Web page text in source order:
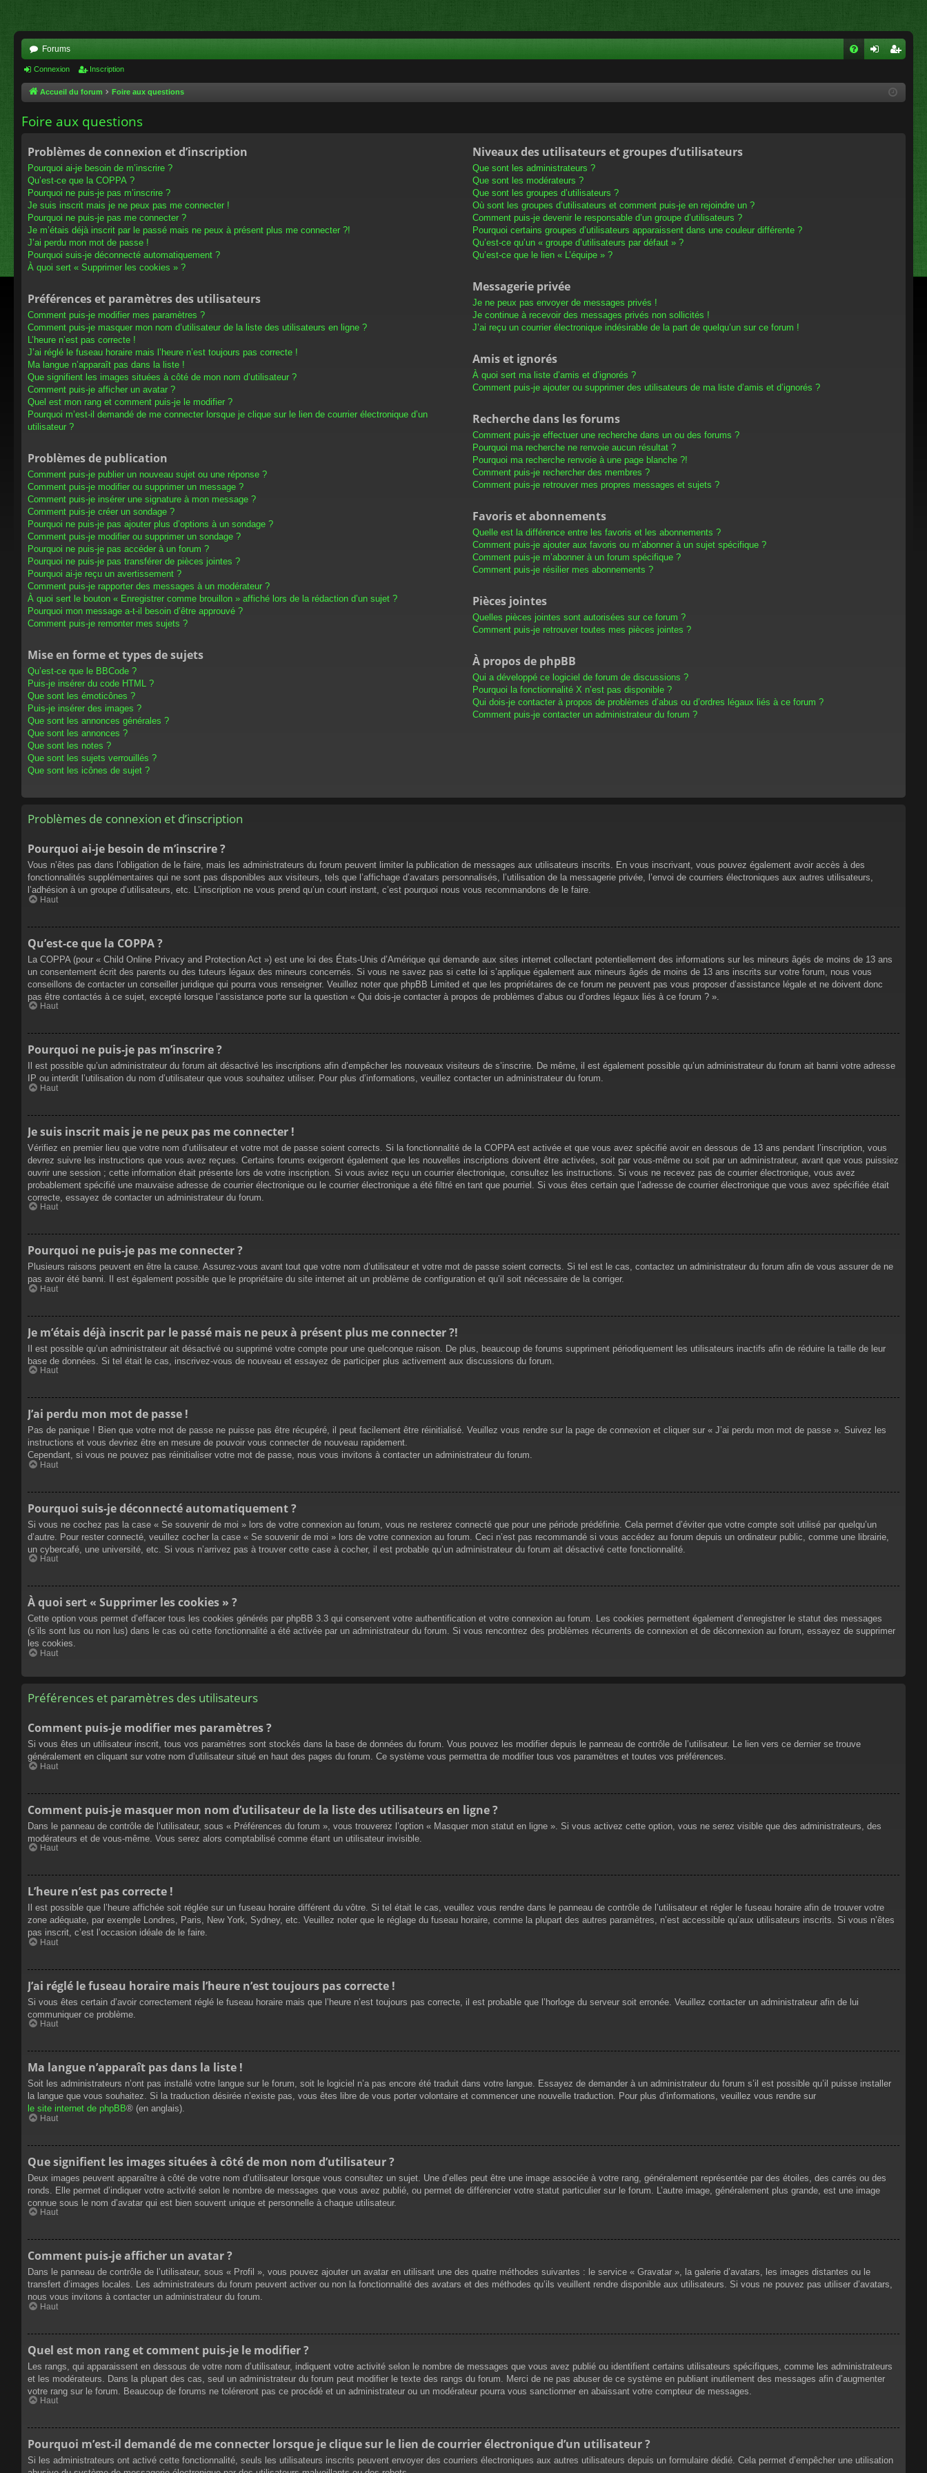
Forums
cri
Connexion Inscription
Accueil du forum Foire aux questions
Foire aux questions
Problèmes de connexion et d’inscription
Pourquoi ai-je besoin de m’inscrire ?
Qu’est-ce que la COPPA ?
Pourquoi ne puis-je pas m’inscrire ?
Je suis inscrit mais je ne peux pas me connecter !
Pourquoi ne puis-je pas me connecter ?
Je m’étais déjà inscrit par le passé mais ne peux à présent plus me connecter ?!
J’ai perdu mon mot de passe !
Pourquoi suis-je déconnecté automatiquement ?
À quoi sert « Supprimer les cookies » ?
Préférences et paramètres des utilisateurs
Comment puis-je modifier mes paramètres ?
Comment puis-je masquer mon nom d’utilisateur de la liste des utilisateurs en ligne ?
L’heure n’est pas correcte !
J’ai réglé le fuseau horaire mais l’heure n’est toujours pas correcte !
Ma langue n’apparaît pas dans la liste !
Que signifient les images situées à côté de mon nom d’utilisateur ?
Comment puis-je afficher un avatar ?
Quel est mon rang et comment puis-je le modifier ?
Pourquoi m’est-il demandé de me connecter lorsque je clique sur le lien de courrier électronique d’un
utilisateur ?
Problèmes de publication
Comment puis-je publier un nouveau sujet ou une réponse ?
Comment puis-je modifier ou supprimer un message ?
Comment puis-je insérer une signature à mon message ?
Comment puis-je créer un sondage ?
Pourquoi ne puis-je pas ajouter plus d’options à un sondage ?
Comment puis-je modifier ou supprimer un sondage ?
Pourquoi ne puis-je pas accéder à un forum ?
Pourquoi ne puis-je pas transférer de pièces jointes ?
Pourquoi ai-je reçu un avertissement ?
Comment puis-je rapporter des messages à un modérateur ?
À quoi sert le bouton « Enregistrer comme brouillon » affiché lors de la rédaction d’un sujet ?
Pourquoi mon message a-t-il besoin d’être approuvé ?
Comment puis-je remonter mes sujets ?
Mise en forme et types de sujets
Qu’est-ce que le BBCode ?
Puis-je insérer du code HTML ?
Que sont les émoticônes ?
Puis-je insérer des images ?
Que sont les annonces générales ?
Que sont les annonces ?
Que sont les notes ?
Que sont les sujets verrouillés ?
Que sont les icônes de sujet ?
Niveaux des utilisateurs et groupes d’utilisateurs
Que sont les administrateurs ?
Que sont les modérateurs ?
Que sont les groupes d’utilisateurs ?
Où sont les groupes d’utilisateurs et comment puis-je en rejoindre un ?
Comment puis-je devenir le responsable d’un groupe d’utilisateurs ?
Pourquoi certains groupes d’utilisateurs apparaissent dans une couleur différente ?
Qu’est-ce qu’un « groupe d’utilisateurs par défaut » ?
Qu’est-ce que le lien « L’équipe » ?
Messagerie privée
Je ne peux pas envoyer de messages privés !
Je continue à recevoir des messages privés non sollicités !
J’ai reçu un courrier électronique indésirable de la part de quelqu’un sur ce forum !
Amis et ignorés
À quoi sert ma liste d’amis et d’ignorés ?
Comment puis-je ajouter ou supprimer des utilisateurs de ma liste d’amis et d’ignorés ?
Recherche dans les forums
Comment puis-je effectuer une recherche dans un ou des forums ?
Pourquoi ma recherche ne renvoie aucun résultat ?
Pourquoi ma recherche renvoie à une page blanche ?!
Comment puis-je rechercher des membres ?
Comment puis-je retrouver mes propres messages et sujets ?
Favoris et abonnements
Quelle est la différence entre les favoris et les abonnements ?
Comment puis-je ajouter aux favoris ou m’abonner à un sujet spécifique ?
Comment puis-je m’abonner à un forum spécifique ?
Comment puis-je résilier mes abonnements ?
Pièces jointes
Quelles pièces jointes sont autorisées sur ce forum ?
Comment puis-je retrouver toutes mes pièces jointes ?
À propos de phpBB
Qui a développé ce logiciel de forum de discussions ?
Pourquoi la fonctionnalité X n’est pas disponible ?
Qui dois-je contacter à propos de problèmes d’abus ou d’ordres légaux liés à ce forum ?
Comment puis-je contacter un administrateur du forum ?
Problèmes de connexion et d’inscription
Pourquoi ai-je besoin de m’inscrire ?
Vous n’êtes pas dans l’obligation de le faire, mais les administrateurs du forum peuvent limiter la publication de messages aux utilisateurs inscrits. En vous inscrivant, vous pouvez également avoir accès à des
fonctionnalités supplémentaires qui ne sont pas disponibles aux visiteurs, tels que l’affichage d’avatars personnalisés, l’utilisation de la messagerie privée, l’envoi de courriers électroniques aux autres utilisateurs,
l’adhésion à un groupe d’utilisateurs, etc. L’inscription ne vous prend qu’un court instant, c’est pourquoi nous vous recommandons de le faire.
Haut
Qu’est-ce que la COPPA ?
La COPPA (pour « Child Online Privacy and Protection Act ») est une loi des États-Unis d’Amérique qui demande aux sites internet collectant potentiellement des informations sur les mineurs âgés de moins de 13 ans
un consentement écrit des parents ou des tuteurs légaux des mineurs concernés. Si vous ne savez pas si cette loi s’applique également aux mineurs âgés de moins de 13 ans inscrits sur votre forum, nous vous
conseillons de contacter un conseiller juridique qui pourra vous renseigner. Veuillez noter que phpBB Limited et que les propriétaires de ce forum ne peuvent pas vous proposer d’assistance légale et ne doivent donc
pas être contactés à ce sujet, excepté lorsque l’assistance porte sur la question « Qui dois-je contacter à propos de problèmes d’abus ou d’ordres légaux liés à ce forum ? ».
Haut
Pourquoi ne puis-je pas m’inscrire ?
Il est possible qu’un administrateur du forum ait désactivé les inscriptions afin d’empêcher les nouveaux visiteurs de s’inscrire. De même, il est également possible qu’un administrateur du forum ait banni votre adresse
IP ou interdit l’utilisation du nom d’utilisateur que vous souhaitez utiliser. Pour plus d’informations, veuillez contacter un administrateur du forum.
Haut
Je suis inscrit mais je ne peux pas me connecter !
Vérifiez en premier lieu que votre nom d’utilisateur et votre mot de passe soient corrects. Si la fonctionnalité de la COPPA est activée et que vous avez spécifié avoir en dessous de 13 ans pendant l’inscription, vous
devrez suivre les instructions que vous avez reçues. Certains forums exigeront également que les nouvelles inscriptions doivent être activées, soit par vous-même ou soit par un administrateur, avant que vous puissiez
ouvrir une session ; cette information était présente lors de votre inscription. Si vous aviez reçu un courrier électronique, consultez les instructions. Si vous ne recevez pas de courrier électronique, vous avez
probablement spécifié une mauvaise adresse de courrier électronique ou le courrier électronique a été filtré en tant que pourriel. Si vous êtes certain que l’adresse de courrier électronique que vous avez spécifiée était
correcte, essayez de contacter un administrateur du forum.
Haut
Pourquoi ne puis-je pas me connecter ?
Plusieurs raisons peuvent en être la cause. Assurez-vous avant tout que votre nom d’utilisateur et votre mot de passe soient corrects. Si tel est le cas, contactez un administrateur du forum afin de vous assurer de ne
pas avoir été banni. Il est également possible que le propriétaire du site internet ait un problème de configuration et qu’il soit nécessaire de la corriger.
Haut
Je m’étais déjà inscrit par le passé mais ne peux à présent plus me connecter ?!
Il est possible qu’un administrateur ait désactivé ou supprimé votre compte pour une quelconque raison. De plus, beaucoup de forums suppriment périodiquement les utilisateurs inactifs afin de réduire la taille de leur
base de données. Si tel était le cas, inscrivez-vous de nouveau et essayez de participer plus activement aux discussions du forum.
Haut
J’ai perdu mon mot de passe !
Pas de panique ! Bien que votre mot de passe ne puisse pas être récupéré, il peut facilement être réinitialisé. Veuillez vous rendre sur la page de connexion et cliquer sur « J’ai perdu mon mot de passe ». Suivez les
instructions et vous devriez être en mesure de pouvoir vous connecter de nouveau rapidement.
Cependant, si vous ne pouvez pas réinitialiser votre mot de passe, nous vous invitons à contacter un administrateur du forum.
Haut
Pourquoi suis-je déconnecté automatiquement ?
Si vous ne cochez pas la case « Se souvenir de moi » lors de votre connexion au forum, vous ne resterez connecté que pour une période prédéfinie. Cela permet d’éviter que votre compte soit utilisé par quelqu’un
d’autre. Pour rester connecté, veuillez cocher la case « Se souvenir de moi » lors de votre connexion au forum. Ceci n’est pas recommandé si vous accédez au forum depuis un ordinateur public, comme une librairie,
un cybercafé, une université, etc. Si vous n’arrivez pas à trouver cette case à cocher, il est probable qu’un administrateur du forum ait désactivé cette fonctionnalité.
Haut
À quoi sert « Supprimer les cookies » ?
Cette option vous permet d’effacer tous les cookies générés par phpBB 3.3 qui conservent votre authentification et votre connexion au forum. Les cookies permettent également d’enregistrer le statut des messages
(s’ils sont lus ou non lus) dans le cas où cette fonctionnalité a été activée par un administrateur du forum. Si vous rencontrez des problèmes récurrents de connexion et de déconnexion au forum, essayez de supprimer
les cookies.
Haut
Préférences et paramètres des utilisateurs
Comment puis-je modifier mes paramètres ?
Si vous êtes un utilisateur inscrit, tous vos paramètres sont stockés dans la base de données du forum. Vous pouvez les modifier depuis le panneau de contrôle de l’utilisateur. Le lien vers ce dernier se trouve
généralement en cliquant sur votre nom d’utilisateur situé en haut des pages du forum. Ce système vous permettra de modifier tous vos paramètres et toutes vos préférences.
Haut
Comment puis-je masquer mon nom d’utilisateur de la liste des utilisateurs en ligne ?
Dans le panneau de contrôle de l’utilisateur, sous « Préférences du forum », vous trouverez l’option « Masquer mon statut en ligne ». Si vous activez cette option, vous ne serez visible que des administrateurs, des
modérateurs et de vous-même. Vous serez alors comptabilisé comme étant un utilisateur invisible.
Haut
L’heure n’est pas correcte !
Il est possible que l’heure affichée soit réglée sur un fuseau horaire différent du vôtre. Si tel était le cas, veuillez vous rendre dans le panneau de contrôle de l’utilisateur et régler le fuseau horaire afin de trouver votre
zone adéquate, par exemple Londres, Paris, New York, Sydney, etc. Veuillez noter que le réglage du fuseau horaire, comme la plupart des autres paramètres, n’est accessible qu’aux utilisateurs inscrits. Si vous n’êtes
pas inscrit, c’est l’occasion idéale de le faire.
Haut
J’ai réglé le fuseau horaire mais l’heure n’est toujours pas correcte !
Si vous êtes certain d’avoir correctement réglé le fuseau horaire mais que l’heure n’est toujours pas correcte, il est probable que l’horloge du serveur soit erronée. Veuillez contacter un administrateur afin de lui
communiquer ce problème.
Haut
Ma langue n’apparaît pas dans la liste !
Soit les administrateurs n’ont pas installé votre langue sur le forum, soit le logiciel n’a pas encore été traduit dans votre langue. Essayez de demander à un administrateur du forum s’il est possible qu’il puisse installer
la langue que vous souhaitez. Si la traduction désirée n’existe pas, vous êtes libre de vous porter volontaire et commencer une nouvelle traduction. Pour plus d’informations, veuillez vous rendre sur
le site internet de phpBB® (en anglais).
Haut
Que signifient les images situées à côté de mon nom d’utilisateur ?
Deux images peuvent apparaître à côté de votre nom d’utilisateur lorsque vous consultez un sujet. Une d’elles peut être une image associée à votre rang, généralement représentée par des étoiles, des carrés ou des
ronds. Elle permet d’indiquer votre activité selon le nombre de messages que vous avez publié, ou permet de différencier votre statut particulier sur le forum. L’autre image, généralement plus grande, est une image
connue sous le nom d’avatar qui est bien souvent unique et personnelle à chaque utilisateur.
Haut
Comment puis-je afficher un avatar ?
Dans le panneau de contrôle de l’utilisateur, sous « Profil », vous pouvez ajouter un avatar en utilisant une des quatre méthodes suivantes : le service « Gravatar », la galerie d’avatars, les images distantes ou le
transfert d’images locales. Les administrateurs du forum peuvent activer ou non la fonctionnalité des avatars et des méthodes qu’ils veuillent rendre disponible aux utilisateurs. Si vous ne pouvez pas utiliser d’avatars,
nous vous invitons à contacter un administrateur du forum.
Haut
Quel est mon rang et comment puis-je le modifier ?
Les rangs, qui apparaissent en dessous de votre nom d’utilisateur, indiquent votre activité selon le nombre de messages que vous avez publié ou identifient certains utilisateurs spécifiques, comme les administrateurs
et les modérateurs. Dans la plupart des cas, seul un administrateur du forum peut modifier le texte des rangs du forum. Merci de ne pas abuser de ce système en publiant inutilement des messages afin d’augmenter
votre rang sur le forum. Beaucoup de forums ne toléreront pas ce procédé et un administrateur ou un modérateur pourra vous sanctionner en abaissant votre compteur de messages.
Haut
Pourquoi m’est-il demandé de me connecter lorsque je clique sur le lien de courrier électronique d’un utilisateur ?
Si les administrateurs ont activé cette fonctionnalité, seuls les utilisateurs inscrits peuvent envoyer des courriers électroniques aux autres utilisateurs depuis un formulaire dédié. Cela permet d’empêcher une utilisation